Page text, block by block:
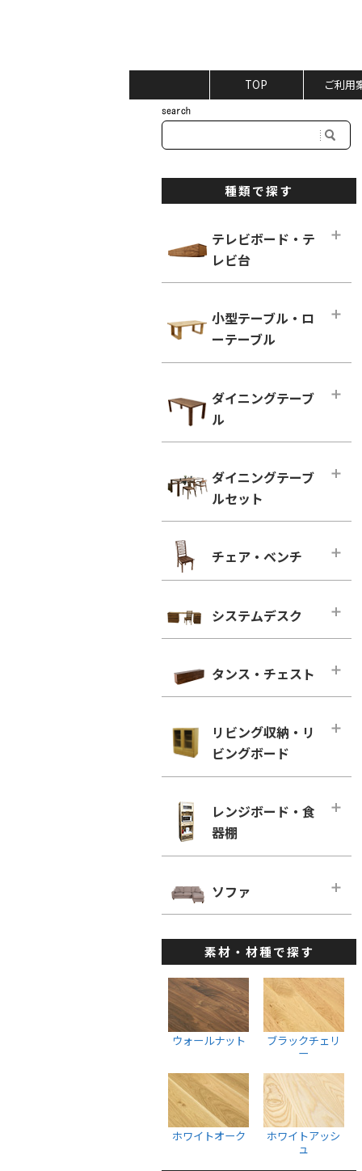
TOP ご利用
種類で探す
テレビボード・テ
レビ台
ロータイプ テレビボード
ハイタイプ テレビボード
幅100cm未満
幅100cm～150cm未満
幅150cm～200cm未満
幅200cm～300cm未満
幅300cm以上
ウォールナット
ブラックチェリー
ホワイトオーク
小型テーブル・ロ
ーテーブル
幅100cm未満
幅100cm以上
引き出し付きタイプ
ウォールナット
ホワイトオーク
ホワイトアッシュ
ダイニングテーブ
ル
幅100cm～150cm未満
幅150cm～200cm未満
2人用
4人用
6人用
シンプルタイプ
ウォールナット
ホワイトオーク
ダイニングテーブ
ルセット
凛／RIN
ブラックチェリー
ホワイトオーク
ホワイトアッシュ
チェア・ベンチ
ダイニングチェア
ブラックチェリー
ホワイトオーク
ホワイトアッシュ
リビングチェア
デスクチェア・オフィスチェア
ベンチ
ウォールナット
ブラックチェリー
ホワイトアッシュ
スツール
システムデスク
■幅160cm
幅160cm－奥行き60cm
■幅180cm
幅180cm－奥行き46cm
幅180cm－奥行き60cm
■幅200cm
幅200cm－奥行き46cm
幅200cm－奥行き60cm
■幅220cm
幅220cm－奥行き46cm
幅220cmー奥行き60cm
■幅240cm
幅240cm－奥行き46cm
幅240cmー奥行き60cm
タンス・チェスト
ローチェスト
幅100cm未満
幅150cm～200cm未満
幅200cm以上
ブラックチェリー
ホワイトオーク
ホワイトアッシュ
幅100cm未満
幅100cm～150cm未満
幅150cm～200cm未満
幅200cm以上
ウォールナット
ブラックチェリー
リビング収納・リ
ビングボード
インページ
キャビネット・サイドボード
ウォールナット
ブラックチェリー
棚・ラック・シェルフ
ウォールナット
ブラックチェリー
ホワイトオーク
収納ボックス
レンジボード・食
器棚
ジ
レンジボード
ソファ
カウチソファ
1人掛けソファ
2人掛けソファ
3人掛けソファ
ブラックチェリー
ホワイトオーク
素材・材種で探す
ウォールナット
ブラックチェリ
ー
ホワイトオーク
ホワイトアッシ
ュ